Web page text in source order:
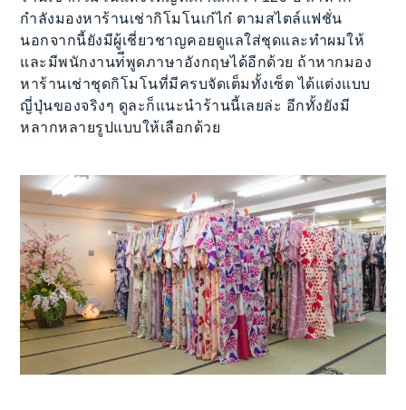
กำลังมองหาร้านเช่ากิโมโนเก๋ไก๋ ตามสไตล์แฟชั่น
นอกจากนี้ยังมีผู้เชี่ยวชาญคอยดูแลใส่ชุดและทำผมให้
และมีพนักงานท่ีพูดภาษาอังกฤษได้อีกด้วย ถ้าหากมอง
หาร้านเช่าชุดกิโมโนที่มีครบจัดเต็มทั้งเซ็ต ได้แต่งแบบ
ญี่ปุ่นของจริงๆ ดูละก็แนะนำร้านนี้เลยล่ะ อีกทั้งยังมี
หลากหลายรูปแบบให้เลือกด้วย